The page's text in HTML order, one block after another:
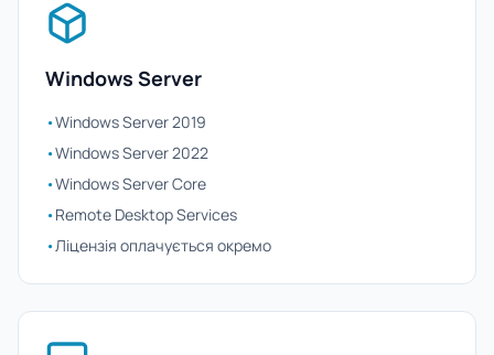
Windows Server
•Windows Server 2019
•Windows Server 2022
•Windows Server Core
•Remote Desktop Services
•Ліцензія оплачується окремо